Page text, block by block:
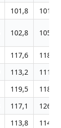
101,8
101,0
102,8 105,9
117,6
118,4
113,2
111,4
119,5
118,9
117,1
126,9
113,8
114,1